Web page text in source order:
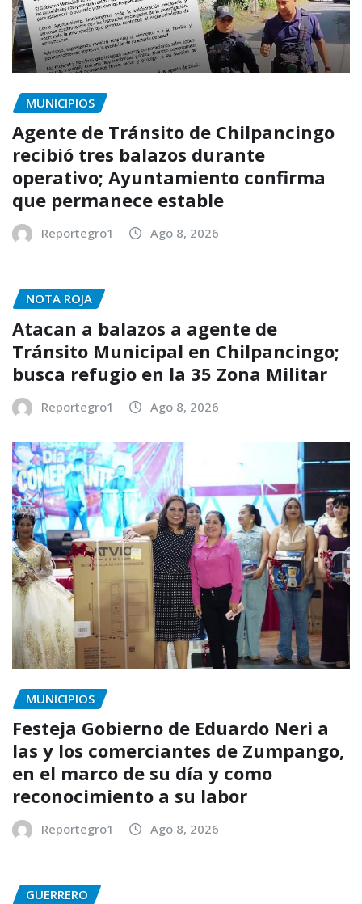
MUNICIPIOS
Agente de Tránsito de Chilpancingo
recibió tres balazos durante
operativo; Ayuntamiento confirma
que permanece estable
Reportegro1 Ago 8, 2026
NOTA ROJA
Atacan a balazos a agente de
Tránsito Municipal en Chilpancingo;
busca refugio en la 35 Zona Militar
Reportegro1 Ago 8, 2026
MUNICIPIOS
Festeja Gobierno de Eduardo Neri a
las y los comerciantes de Zumpango,
en el marco de su día y como
reconocimiento a su labor
Reportegro1 Ago 8, 2026
GUERRERO